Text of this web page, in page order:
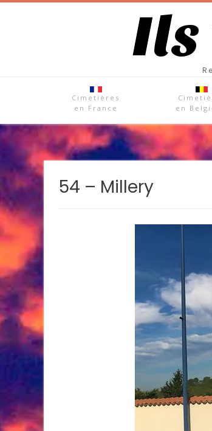
Ils
Cimetières
en France
en
54 – Millery